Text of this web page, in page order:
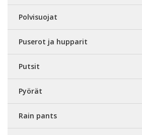
Polvisuojat
Puserot ja hupparit
Putsit
Pyörät
Rain pants